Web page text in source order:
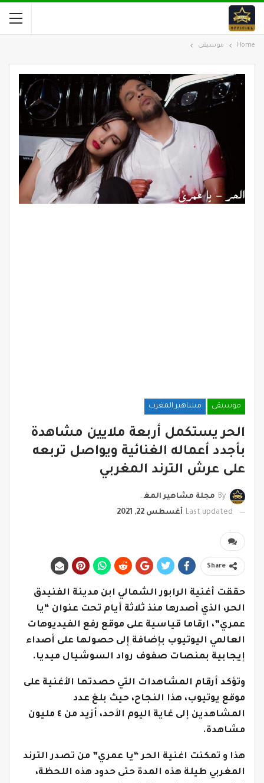
Home موسيقى
موسيقى مشاهير المغرب
الحر يستكمل أربعة ملايين مشاهدة
بأجدد أعماله الغنائية ويواصل تربعه
على عرش الترند المغربي
By مجلة مشاهير المغرب
Last updated أغسطس 22, 2021
Share
حققت أغنية الرابور الشمالي ابن مدينة الفنيدق
الحر، الذي أصدرها منذ ثلاثة أيام تحت عنوان “يا
عمري”، ارقاما قياسية على موقع رفع الفيديوهات
العالمي اليوتيوب بإضافة إلى حصولها على أصداء
إيجابية بمنصات صفوف رواد السوشيال ميديا.
وتؤكد أرقام المشاهدات التي حصدتها الأغنية على
موقع يوتيوب، هذا النجاح، حيث بلغ عدد
المشاهدين إلى غاية اليوم الأحد، أزيد من ٤ مليون
مشاهدة.
هذا و تمكنت اغنية الحر “يا عمري” من تصدر الترند
المغربي طيلة هذه المدة حتى حدود هذه اللحظة،